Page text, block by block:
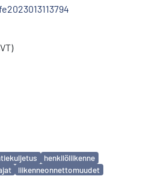
henkilöliikenne
liikenneonnettomuudet